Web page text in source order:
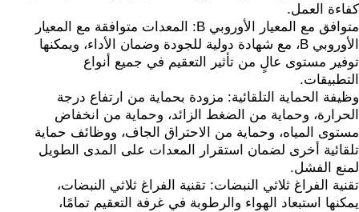
كفاءة العمل.
متوافق مع المعيار الأوروبي B: المعدات متوافقة مع المعيار
الأوروبي B، مع شهادة دولية للجودة وضمان الأداء، ويمكنها
توفير مستوى عالٍ من تأثير التعقيم في جميع أنواع
التطبيقات.
وظيفة الحماية التلقائية: مزودة بحماية من ارتفاع درجة
الحرارة، وحماية من الضغط الزائد، وحماية من انخفاض
مستوى المياه، وحماية من الاحتراق الجاف، ووظائف حماية
تلقائية أخرى لضمان استقرار المعدات على المدى الطويل
لمنع الفشل.
تقنية الفراغ ثلاثي النبضات: تقنية الفراغ ثلاثي النبضات،
يمكنها استبعاد الهواء والرطوبة في غرفة التعقيم تمامًا،